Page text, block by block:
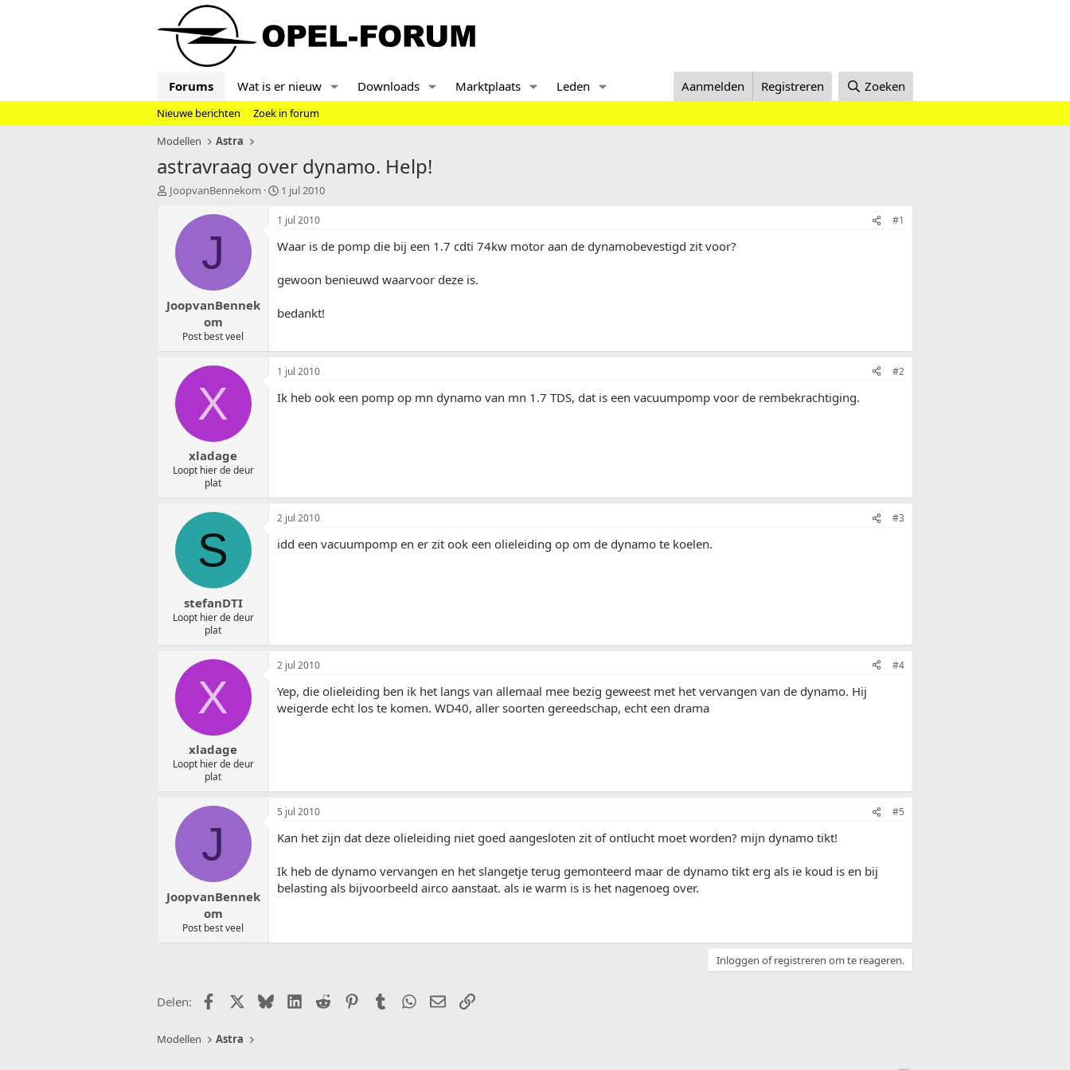
Forums Wat is er nieuw Downloads Marktplaats Leden Aanmelden Registreren Zoeken
Nieuwe berichten
Zoek in forum
Modellen
Astra
astravraag over dynamo. Help!
T
r
JoopvanBennekom
S
a
t
a
t
m
1 jul 2010
J
JoopvanBennek
om
Post best veel
1 jul 2010 #1
Waar is de pomp die bij een 1.7 cdti 74kw motor aan de dynamobevestigd zit voor?
gewoon benieuwd waarvoor deze is.
bedankt!
X
xladage
Loopt hier de deur
plat
1 jul 2010 #2
Ik heb ook een pomp op mn dynamo van mn 1.7 TDS, dat is een vacuumpomp voor de rembekrachtiging.
S
stefanDTI
Loopt hier de deur
plat
2 jul 2010 #3
idd een vacuumpomp en er zit ook een olieleiding op om de dynamo te koelen.
X
xladage
Loopt hier de deur
plat
2 jul 2010 #4
Yep, die olieleiding ben ik het langs van allemaal mee bezig geweest met het vervangen van de dynamo. Hij
weigerde echt los te komen. WD40, aller soorten gereedschap, echt een drama
J
JoopvanBennek
om
Post best veel
5 jul 2010 #5
Kan het zijn dat deze olieleiding niet goed aangesloten zit of ontlucht moet worden? mijn dynamo tikt!
Ik heb de dynamo vervangen en het slangetje terug gemonteerd maar de dynamo tikt erg als ie koud is en bij
belasting als bijvoorbeeld airco aanstaat. als ie warm is is het nagenoeg over.
Inloggen of registreren om te reageren.
Delen: FacebookX (Twitter)
BlueskyLinkedIn
Reddit PinterestTumblr WhatsApp
E-mailLink
Modellen Astra